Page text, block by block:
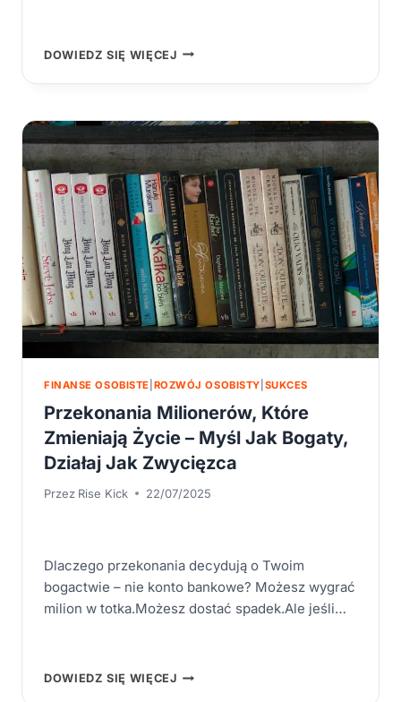
DOWIEDZ SIĘ WIĘCEJPOTĘGA
PRZEKONAŃ
JAK
SCHEMATY
MYŚLOWE
ODBLOKOWAĆ
SWÓJ
POTENCJAŁ?
FINANSE OSOBISTE ROZWÓJ OSOBISTY SUKCES
Przekonania Milionerów, Które
Zmieniają Życie – Myśl Jak Bogaty,
Działaj Jak Zwycięzca
Przez Rise Kick 22/07/2025
Dlaczego przekonania decydują o Twoim
bogactwie – nie konto bankowe? Możesz wygrać
milion w totka.Możesz dostać spadek.Ale jeśli…
DOWIEDZ SIĘ WIĘCEJPRZEKONANIA